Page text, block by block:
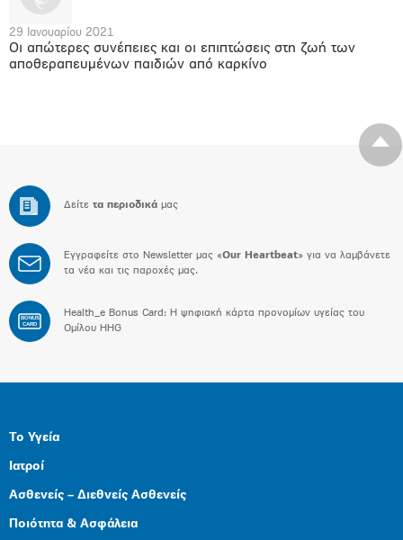
29 Ιανουαρίου 2021
Οι απώτερες συνέπειες και οι επιπτώσεις στη ζωή των
αποθεραπευμένων παιδιών από καρκίνο
Δείτε τα περιοδικά μας
Εγγραφείτε στο Newsletter μας «Our Heartbeat» για να λαμβάνετε
τα νέα και τις παροχές μας.
BONUS
CARD
Health_e Bonus Card: H ψηφιακή κάρτα προνομίων υγείας του
Ομίλου HHG
Το Υγεία
Ιατροί
Ασθενείς – Διεθνείς Ασθενείς
Ποιότητα & Ασφάλεια